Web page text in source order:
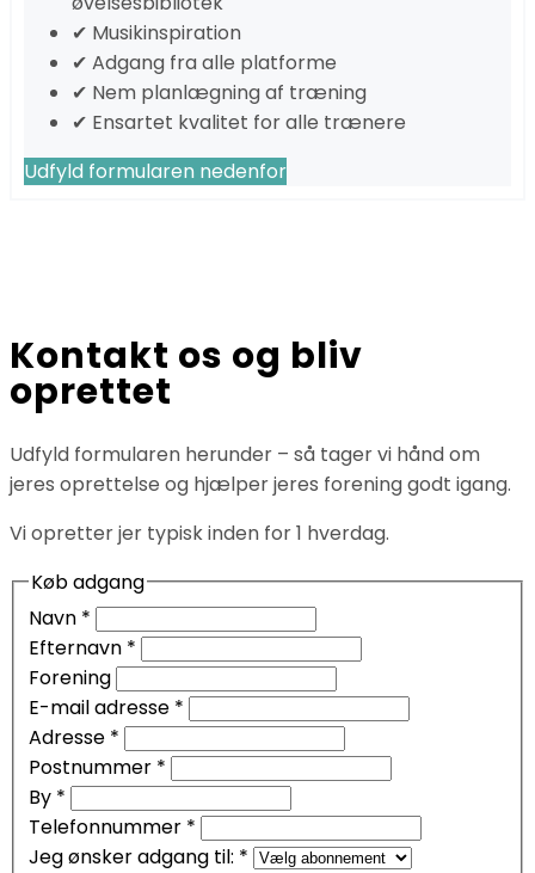
✔ Musikinspiration
✔ Adgang fra alle platforme
✔ Nem planlægning af træning
✔ Ensartet kvalitet for alle trænere
Udfyld formularen nedenfor
Kontakt os og bliv
oprettet
Udfyld formularen herunder – så tager vi hånd om
jeres oprettelse og hjælper jeres forening godt igang.
Vi opretter jer typisk inden for 1 hverdag.
Køb adgang
Navn *
Efternavn *
Forening
E-mail adresse *
Adresse *
Postnummer *
By *
Telefonnummer *
Jeg ønsker adgang til: *